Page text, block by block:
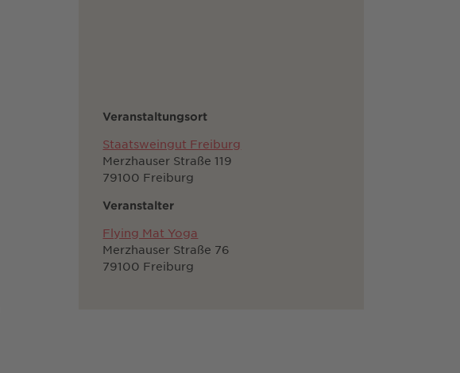
Veranstaltungsort
Staatsweingut Freiburg
Merzhauser Straße 119
79100 Freiburg
Veranstalter
Flying Mat Yoga
Merzhauser Straße 76
79100 Freiburg